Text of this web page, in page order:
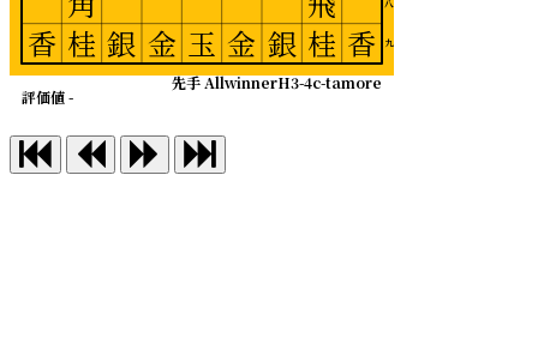
八
九
先手 AllwinnerH3-4c-tamore
評価値 -
香
桂
銀
金
玉
金
銀
桂
香